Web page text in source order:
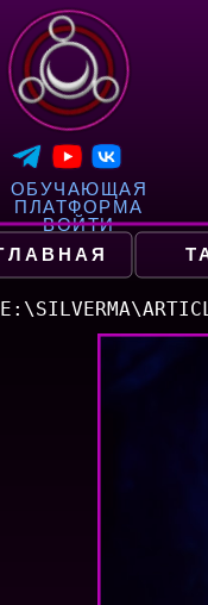
ОБУЧАЮЩАЯ
ПЛАТФОРМА
ВОЙТИ